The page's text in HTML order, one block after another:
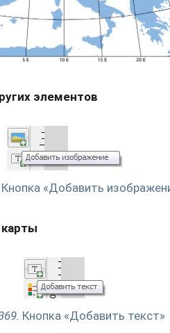
элементов
Кнопка «Добавить
Кнопка «Добавить текст»